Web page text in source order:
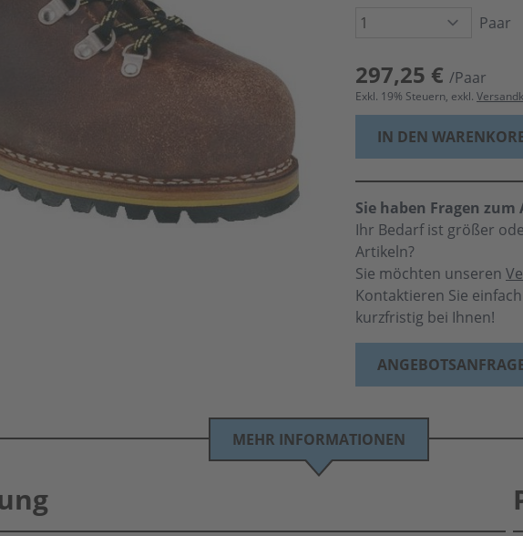
Paar
297,25 € /Paar
Exkl. 19% Steuern, exkl.
IN DEN
Sie haben Fragen
Ihr Bedarf ist größer
Artikeln?
Sie möchten unseren
Kontaktieren Sie
kurzfristig bei Ihnen!
MEHR INFORMATIONEN